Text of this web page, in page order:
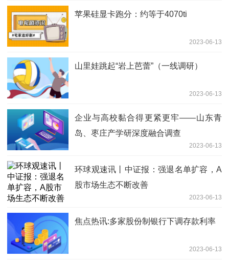
苹果硅显卡跑分：约等于4070ti
2023-06-13
山里娃跳起“岩上芭蕾”（一线调研）
2023-06-13
企业与高校黏合得更紧更牢——山东青
岛、枣庄产学研深度融合调查
2023-06-13
环球观速讯丨中证报：强退名单扩容，A
股市场生态不断改善
2023-06-13
焦点热讯:多家股份制银行下调存款利率
2023-06-13